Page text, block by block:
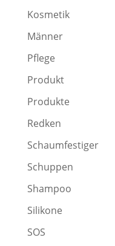
Kosmetik
Männer
Pflege
Produkt
Produkte
Redken
Schaumfestiger
Schuppen
Shampoo
Silikone
SOS